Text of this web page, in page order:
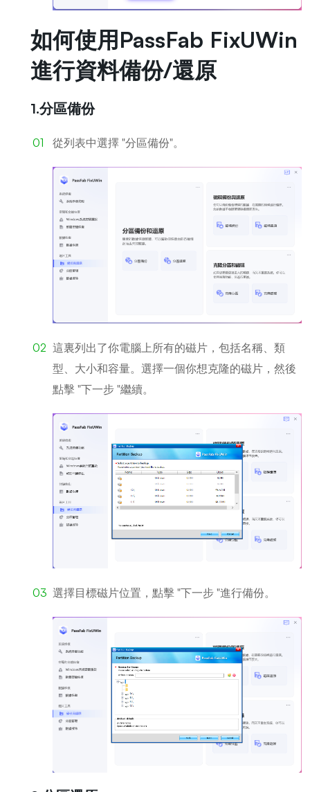
如何使用PassFab FixUWin
進行資料備份/還原
1.分區備份
從列表中選擇 "分區備份"。
這裏列出了你電腦上所有的磁片，包括名稱、類
型、大小和容量。選擇一個你想克隆的磁片，然後
點擊 "下一步 "繼續。
選擇目標磁片位置，點擊 "下一步 "進行備份。